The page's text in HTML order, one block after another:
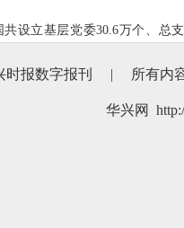
设立基层党委30.6万个、总
断加强，48.5万名村党组织书
派强用好驻村第一书记，现
时报数字报刊 | 所有内
华兴网